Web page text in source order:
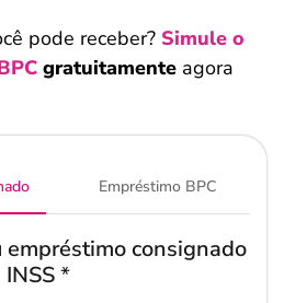
pode receber? Simule o
gratuitamente agora
Empréstimo BPC
empréstimo consignado
INSS*